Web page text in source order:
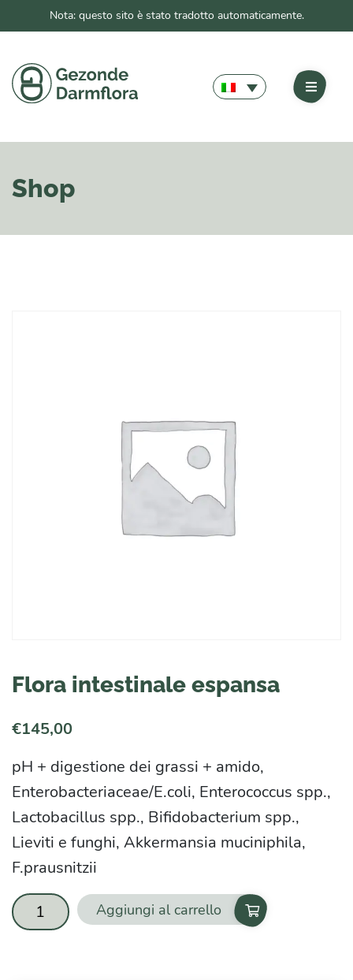
Nota: questo sito è stato tradotto automaticamente.
Shop
Flora intestinale espansa
€145,00
pH + digestione dei grassi + amido,
Enterobacteriaceae/E.coli, Enterococcus spp.,
Lactobacillus spp., Bifidobacterium spp.,
Lieviti e funghi, Akkermansia muciniphila,
F.prausnitzii
Flora
Aggiungi al carrello